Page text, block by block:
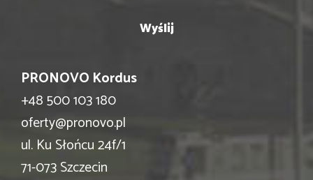
PRONOVO Kordus
+48 500 103 180
oferty@pronovo.pl
ul. Ku Słońcu 24f/1
71-073 Szczecin